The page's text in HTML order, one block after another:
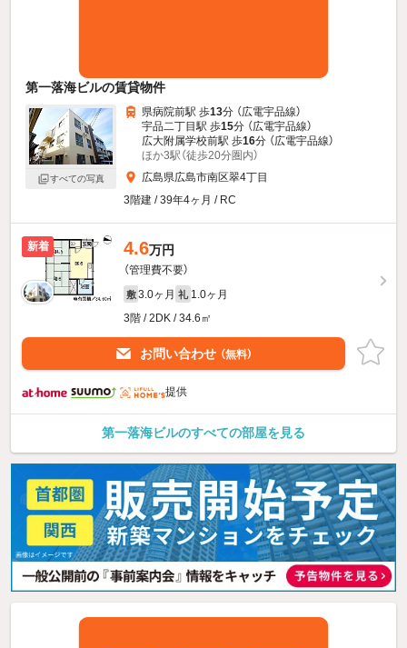
第一落海ビルの賃貸物件
すべての写真
県病院前駅 歩13分 （広電宇品線）
宇品二丁目駅 歩15分 （広電宇品線）
広大附属学校前駅 歩16分 （広電宇品線）
ほか3駅（徒歩20分圏内）
広島県広島市南区翠4丁目
3階建 / 39年4ヶ月 / RC
新着 4.6万円
（管理費不要）
敷 3.0ヶ月 礼 1.0ヶ月
3階 / 2DK / 34.6㎡
お問い合わせ （無料）
提供
第一落海ビルのすべての部屋を見る